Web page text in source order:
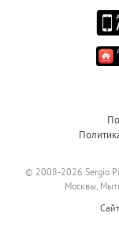
© 2008-2026 Sergio
Москвы,